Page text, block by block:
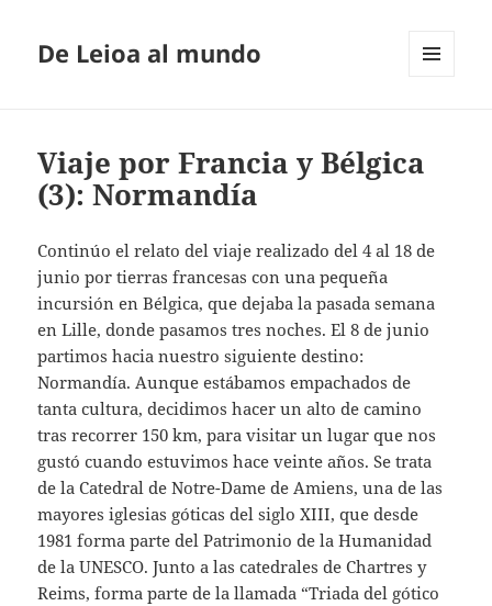
De Leioa al mundo
Viaje por Francia y Bélgica
(3): Normandía
Continúo el relato del viaje realizado del 4 al 18 de
junio por tierras francesas con una pequeña
incursión en Bélgica, que dejaba la pasada semana
en Lille, donde pasamos tres noches. El 8 de junio
partimos hacia nuestro siguiente destino:
Normandía. Aunque estábamos empachados de
tanta cultura, decidimos hacer un alto de camino
tras recorrer 150 km, para visitar un lugar que nos
gustó cuando estuvimos hace veinte años. Se trata
de la Catedral de Notre-Dame de Amiens, una de las
mayores iglesias góticas del siglo XIII, que desde
1981 forma parte del Patrimonio de la Humanidad
de la UNESCO. Junto a las catedrales de Chartres y
Reims, forma parte de la llamada “Triada del gótico